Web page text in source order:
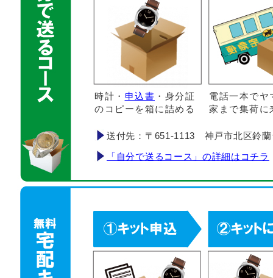
時計・ 申込書 ・身分証
のコピーを箱に詰める
電話一本でヤ
家まで集荷に
送付先：〒651-1113 神戸市北区鈴
「自分で送るコース」の詳細はコチラ